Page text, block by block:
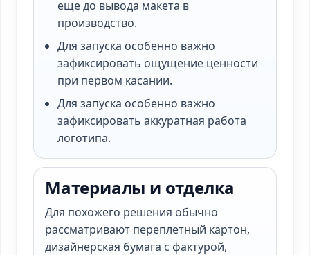
еще до вывода макета в
производство.
Для запуска особенно важно
зафиксировать ощущение ценности
при первом касании.
Для запуска особенно важно
зафиксировать аккуратная работа
логотипа.
Материалы и отделка
Для похожего решения обычно
рассматривают переплетный картон,
дизайнерская бумага с фактурой,